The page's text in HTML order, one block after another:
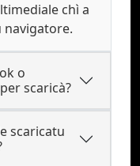
chì a
navigatore.
o
scaricà?
scaricatu